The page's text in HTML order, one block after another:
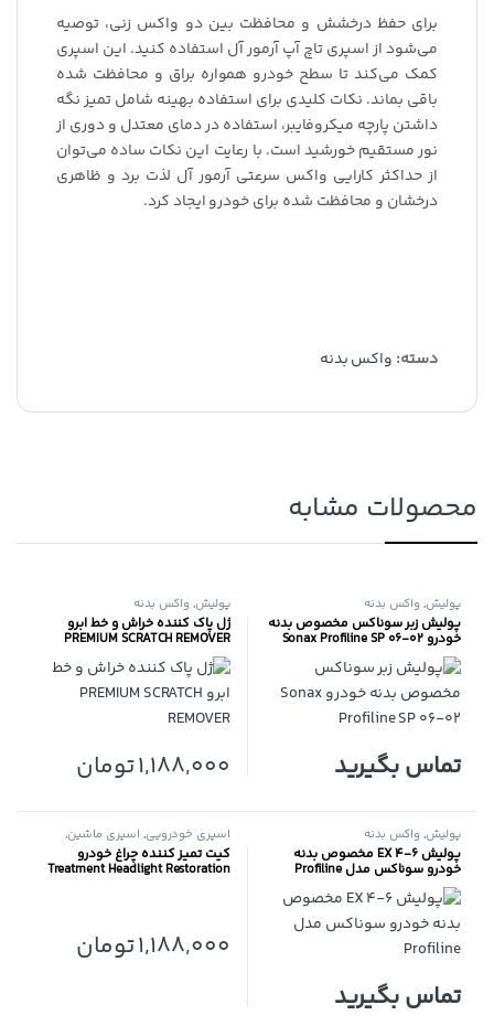
برای حفظ درخشش و محافظت بین دو واکس زنی، توصیه
می‌شود از اسپری تاچ آپ آرمور آل استفاده کنید. این اسپری
کمک می‌کند تا سطح خودرو همواره براق و محافظت شده
باقی بماند. نکات کلیدی برای استفاده بهینه شامل تمیز نگه
داشتن پارچه میکروفایبر، استفاده در دمای معتدل و دوری از
نور مستقیم خورشید است. با رعایت این نکات ساده می‌توان
از حداکثر کارایی واکس سرعتی آرمور آل لذت برد و ظاهری
درخشان و محافظت شده برای خودرو ایجاد کرد.
دسته: واکس بدنه
محصولات مشابه
پولیش, واکس بدنه
پولیش زبر سوناکس مخصوص بدنه
خودرو Sonax Profiline SP 06-02
تماس بگیرید
پولیش, واکس بدنه
ژل پاک کننده خراش و خط ابرو
PREMIUM SCRATCH REMOVER
1,188,000تومان
پولیش, واکس بدنه
پولیش 6-4 EX مخصوص بدنه
خودرو سوناکس مدل Profiline
تماس بگیرید
اسپری خودرویی, اسپری ماشین,
پولیش, واکس بدنه
کیت تمیز کننده چراغ خودرو
Treatment Headlight Restoration
1,188,000تومان